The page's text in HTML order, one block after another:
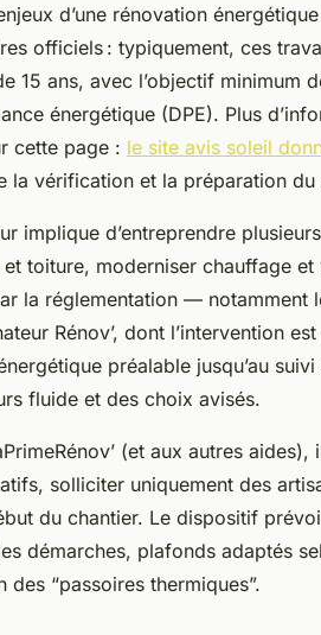
d’une rénovation
officiels : typiquement, ces
15 ans, avec l’objectif minimum
énergétique (DPE). Plus
cette page : le site avis soleil
la vérification et la préparation du
implique d’entreprendre
toiture, moderniser chauffage
la réglementation — notamment
Rénov’, dont l’intervention
préalable jusqu’au
fluide et des choix avisés.
(et aux autres
solliciter uniquement des
du chantier. Le dispositif
démarches, plafonds adaptés
“passoires thermiques”.